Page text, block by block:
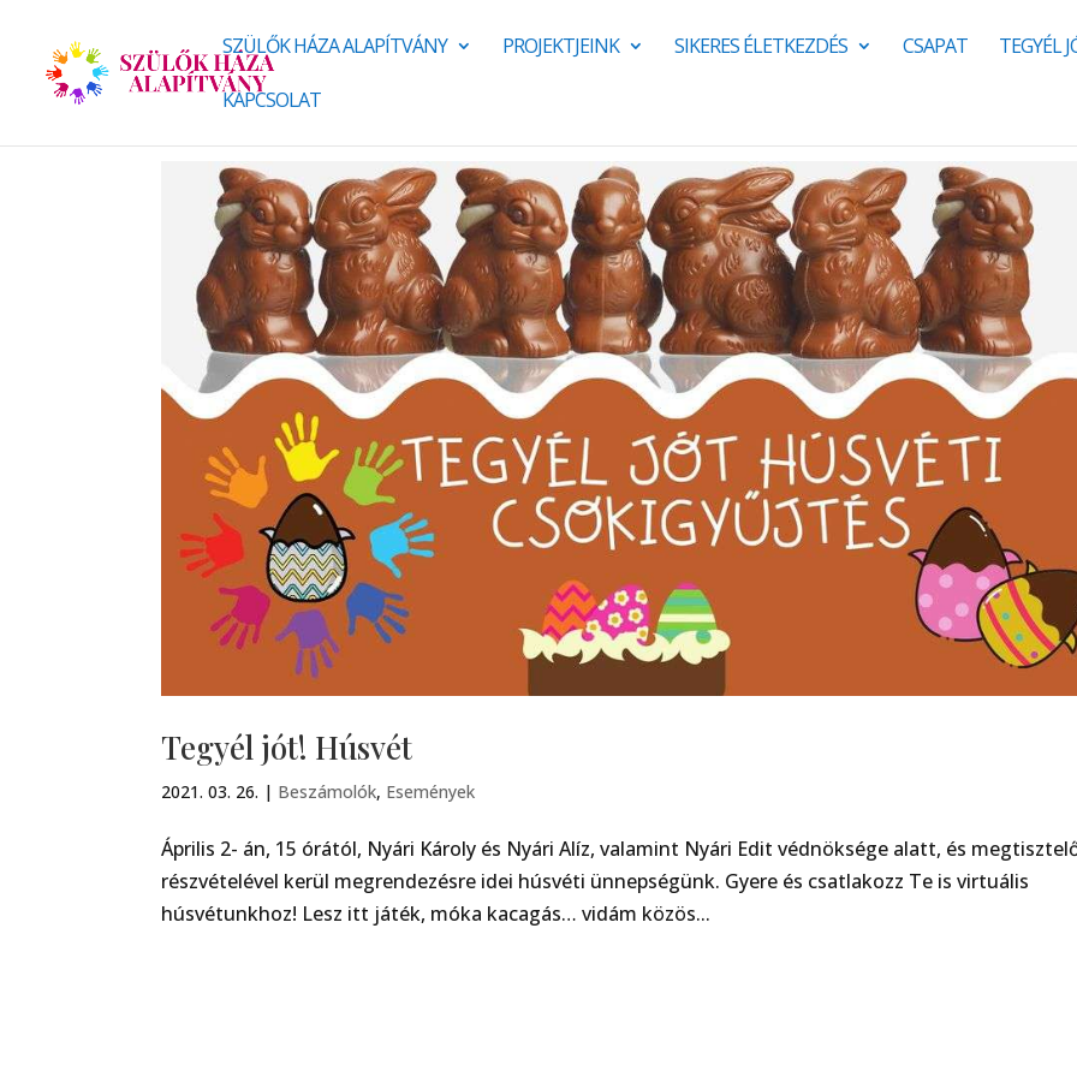
SZÜLŐK HÁZA ALAPÍTVÁNY PROJEKTJEINK SIKERES ÉLETKEZDÉS CSAPAT TEGYÉL
KAPCSOLAT
Tegyél jót! Húsvét
2021. 03. 26. | Beszámolók, Események
Április 2- án, 15 órától, Nyári Károly és Nyári Alíz, valamint Nyári Edit védnöksége alatt, és
részvételével kerül megrendezésre idei húsvéti ünnepségünk. Gyere és csatlakozz Te is virtuális
húsvétunkhoz! Lesz itt játék, móka kacagás… vidám közös...